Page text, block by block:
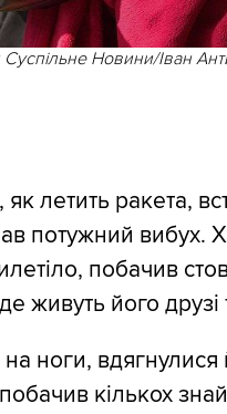
Новини/Іван
як летить ракета,
потужний вибух.
побачив
живуть його друзі
ноги,
кількох